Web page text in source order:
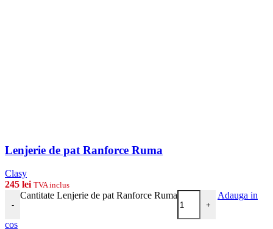
Lenjerie de pat Ranforce Ruma
Clasy
245 lei TVA inclus
-
Cantitate Lenjerie de pat Ranforce Ruma
+
Adauga in
cos